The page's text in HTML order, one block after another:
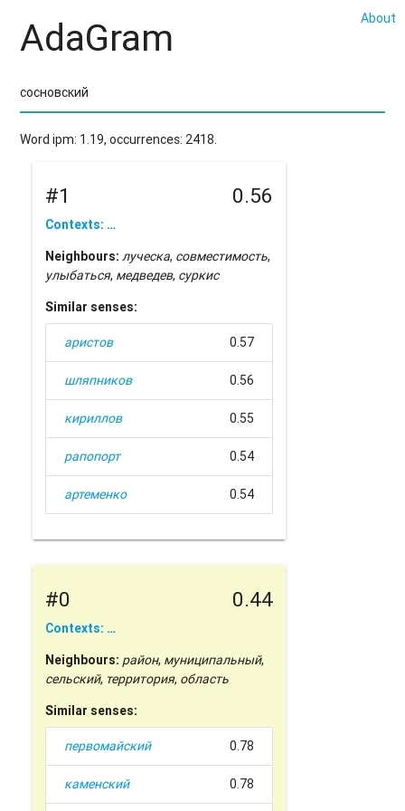
About
AdaGram
Word ipm: 1.19, occurrences: 2418.
#1 0.56
Contexts: …
Neighbours: луческа, совместимость,
улыбаться, медведев, суркис
Similar senses:
аристов 0.57
шляпников 0.56
кириллов 0.55
рапопорт 0.54
артеменко 0.54
#0 0.44
Contexts: …
Neighbours: район, муниципальный,
сельский, территория, область
Similar senses:
первомайский 0.78
каменский 0.78